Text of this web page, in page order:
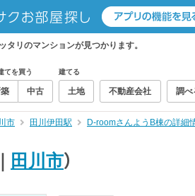
リのマンションが見つかります。
てを買う
中古
建てる
土地 不動産会社 調べ
市 田川伊田駅 D-roomさんようB棟の詳細
田川市）